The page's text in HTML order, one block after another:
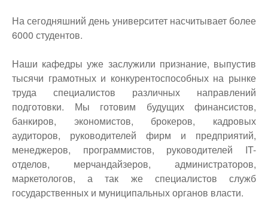
На сегодняшний день университет насчитывает более
6000 студентов.
Наши кафедры уже заслужили признание, выпустив
тысячи грамотных и конкурентоспособных на рынке
труда специалистов различных направлений
подготовки. Мы готовим будущих финансистов,
банкиров, экономистов, брокеров, кадровых
аудиторов, руководителей фирм и предприятий,
менеджеров, программистов, руководителей IT-
отделов, мерчандайзеров, администраторов,
маркетологов, а так же специалистов служб
государственных и муниципальных органов власти.